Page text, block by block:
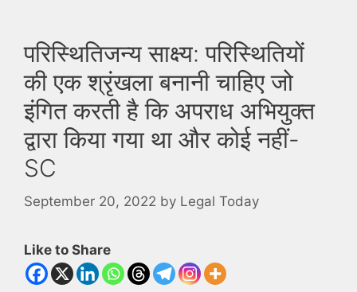
परिस्थितिजन्य साक्ष्य: परिस्थितियों
की एक श्रृंखला बनानी चाहिए जो
इंगित करती है कि अपराध अभियुक्त
द्वारा किया गया था और कोई नहीं-
SC
September 20, 2022 by Legal Today
Like to Share